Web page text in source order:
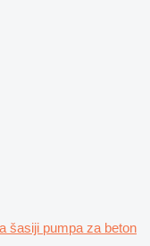
šasiji pumpa za beton